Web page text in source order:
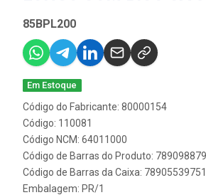
85BPL200
Em Estoque
Código do Fabricante: 80000154
Código: 110081
Código NCM: 64011000
Código de Barras do Produto:
Código de Barras da Caixa:
Embalagem: PR/1